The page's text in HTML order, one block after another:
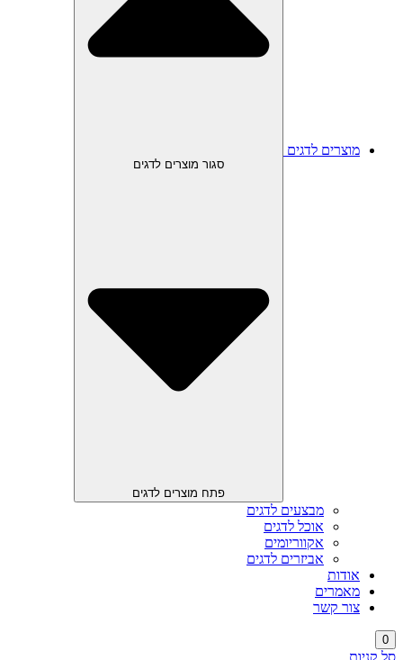
מוצרים לדגים
סגור מוצרים לדגים
פתח מוצרים לדגים
מבצעים לדגים
אוכל לדגים
אקווריומים
אביזרים לדגים
אודות
מאמרים
צור קשר
0